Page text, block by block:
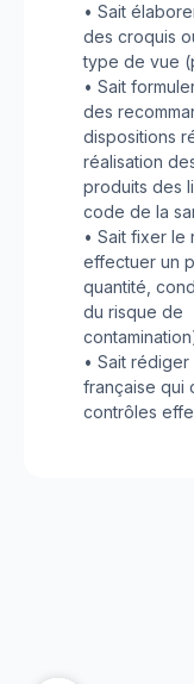
• Sait
des croquis
type de vue
• Sait
des
dispositions
réalisation
produits des
code de la
• Sait fixer
effectuer un
quantité,
du risque de
• Sait
française qui
contrôles